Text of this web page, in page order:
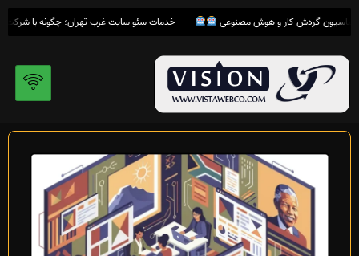
خدمات سئو سایت غرب تهران؛ چگونه با شرکت